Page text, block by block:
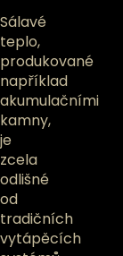
Sálavé
teplo,
produkované
například
akumulačními
kamny,
je
zcela
odlišné
od
tradičních
vytápěcích